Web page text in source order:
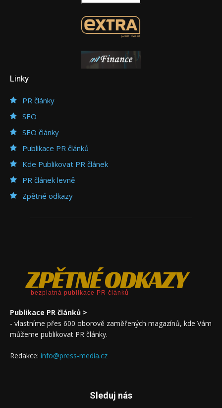
Linky
PR články
SEO
SEO články
Publikace PR článků
Kde Publikovat PR článek
PR článek levně
Zpětné odkazy
ZPĚTNÉ ODKAZY
bezplatná publikace PR článků
Publikace PR článků >
- vlastníme přes 600 oborově zaměřených magazínů, kde Vám
můžeme publikovat PR články.
Redakce: info@press-media.cz
Sleduj nás